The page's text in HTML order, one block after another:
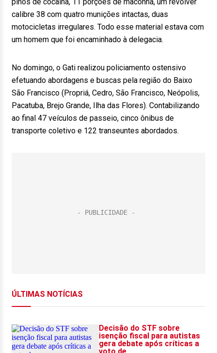
calibre 38 com quatro munições intactas, duas
motocicletas irregulares. Todo esse material estava com
um homem que foi encaminhado à delegacia.
No domingo, o Gati realizou policiamento ostensivo
efetuando abordagens e buscas pela região do Baixo
São Francisco (Propriá, Cedro, São Francisco, Neópolis,
Pacatuba, Brejo Grande, Ilha das Flores). Contabilizando
ao final 47 veículos de passeio, cinco ônibus de
transporte coletivo e 122 transeuntes abordados.